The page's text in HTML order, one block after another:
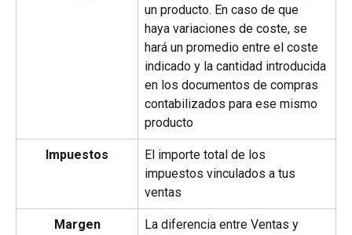
un producto. En caso de que
haya variaciones de coste, se
hará un promedio entre el coste
indicado y la cantidad introducida
en los documentos de compras
contabilizados para ese mismo
producto
Impuestos
El importe total de los
impuestos vinculados a tus
ventas
Margen
La diferencia entre Ventas y